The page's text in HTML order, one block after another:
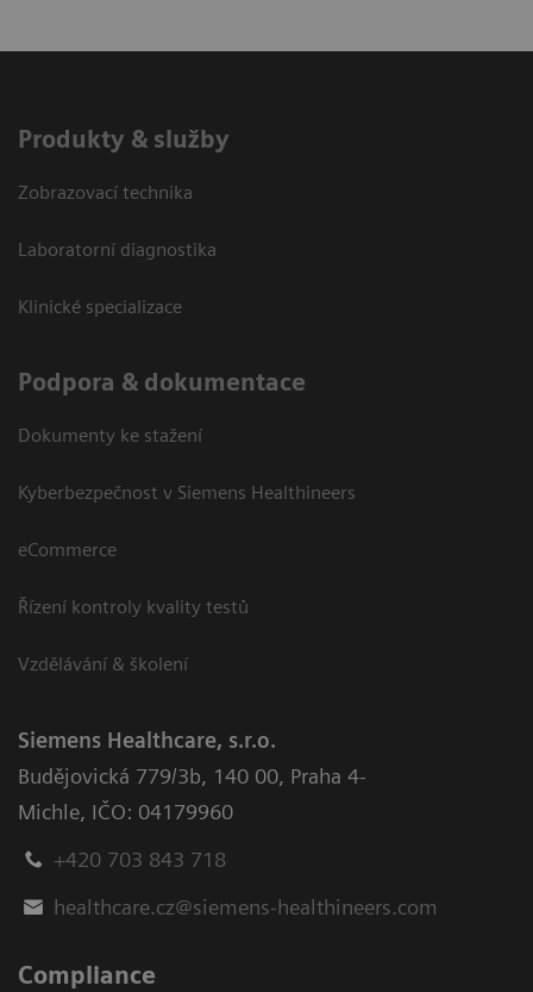
Produkty & služby
Zobrazovací technika
Laboratorní diagnostika
Klinické specializace
Podpora & dokumentace
Dokumenty ke stažení
Kyberbezpečnost v Siemens Healthineers
eCommerce
Řízení kontroly kvality testů
Vzdělávání & školení
Siemens Healthcare, s.r.o.
Budějovická 779/3b, 140 00, Praha 4-
Michle, IČO: 04179960
+420 703 843 718
healthcare.cz@siemens-healthineers.com
Compliance